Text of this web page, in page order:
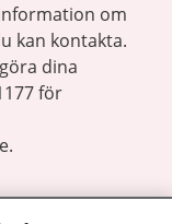
om
kan kontakta.
dina
för